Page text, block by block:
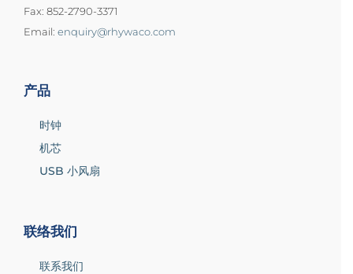
Fax: 852-2790-3371
Email: enquiry@rhywaco.com
产品
时钟
机芯
USB 小风扇
联络我们
联系我们